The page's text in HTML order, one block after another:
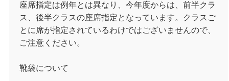
座席指定は例年とは異なり、今年度からは、前半クラ
ス、後半クラスの座席指定となっています。クラスご
とに席が指定されているわけではございませんので、
ご注意ください。
靴袋について